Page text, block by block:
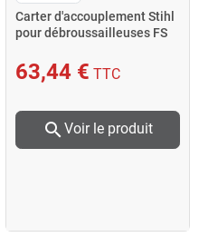
Carter d'accouplement Stihl
pour débroussailleuses FS
63,44 € TTC
search Voir le produit